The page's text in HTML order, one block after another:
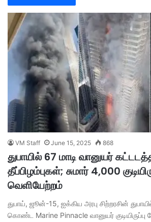
VM Staff June 15, 2025 868
துபாயில் 67 மாடி வானுயர்
தீப்பிழம்புகள்; சுமார் 4,000
வெளியேற்றம்
துபாய், ஜூன்-15, ஐக்கிய அரபு சிற்றரசின்
கொண்ட Marine Pinnacle வானுயர் குடியிருப்பு